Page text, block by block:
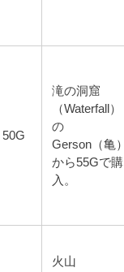
50G
滝の洞窟
（Waterfall）
の
Gerson（亀
から55Gで購
入。
火山